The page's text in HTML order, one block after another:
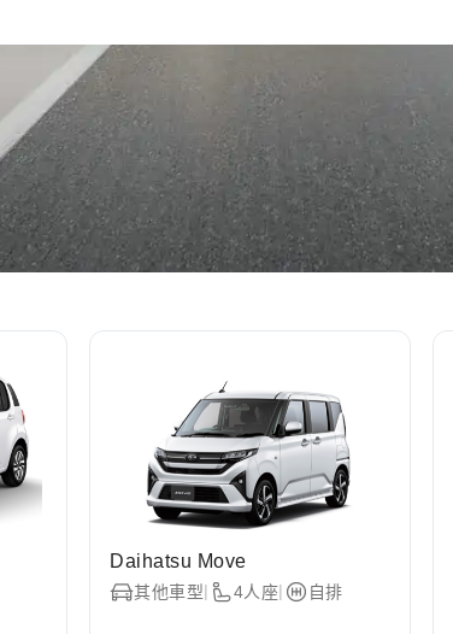
Daihatsu Move
其他車型| 4人座| 自排